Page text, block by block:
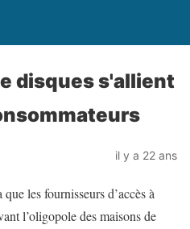
disques s'allient
il y a 22 ans
les fournisseurs d’accès à
l’oligopole des maisons de